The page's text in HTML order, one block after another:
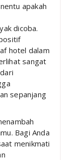
apakah
dicoba.
hotel dalam
sangat
sepanjang
Bagi Anda
menikmati